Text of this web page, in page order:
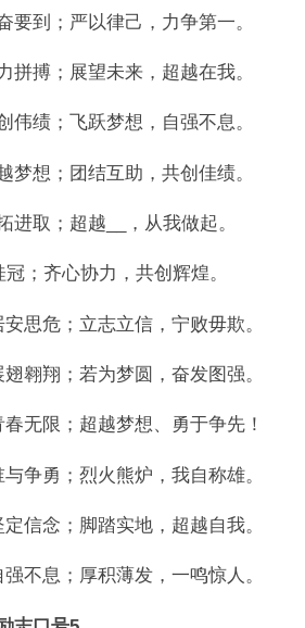
要到；严以律己，力争第一。
拼搏；展望未来，超越在我。
伟绩；飞跃梦想，自强不息。
梦想；团结互助，共创佳绩。
进取；超越__，从我做起。
；齐心协力，共创辉煌。
思危；立志立信，宁败毋欺。
翱翔；若为梦圆，奋发图强。
无限；超越梦想、勇于争先！
争勇；烈火熊炉，我自称雄。
信念；脚踏实地，超越自我。
不息；厚积薄发，一鸣惊人。